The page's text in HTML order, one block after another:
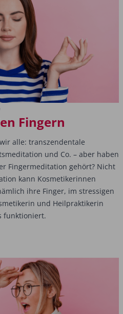
Fingern
alle: transzendentale
und Co. – aber haben
Fingermeditation gehört? Nicht
kann Kosmetikerinnen
ihre Finger, im stressigen
und Heilpraktikerin
funktioniert.